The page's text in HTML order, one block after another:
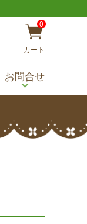
0
カート
お問合せ